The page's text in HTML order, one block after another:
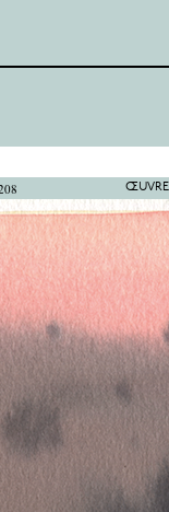
ŒUVRE